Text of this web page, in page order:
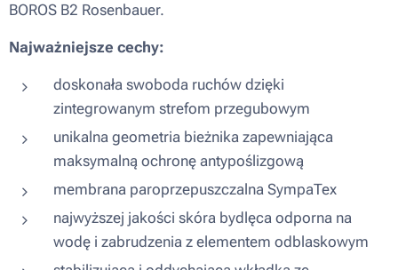
BOROS B2 Rosenbauer.
Najważniejsze cechy:
doskonała swoboda ruchów dzięki
zintegrowanym strefom przegubowym
unikalna geometria bieżnika zapewniająca
maksymalną ochronę antypoślizgową
membrana paroprzepuszczalna SympaTex
najwyższej jakości skóra bydlęca odporna na
wodę i zabrudzenia z elementem odblaskowym